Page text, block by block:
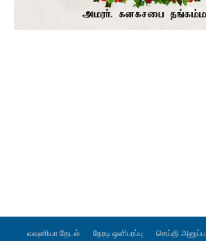
வவுனியா தேடல் நேரடி ஒளிபரப்பு செய்தி அனுப்ப